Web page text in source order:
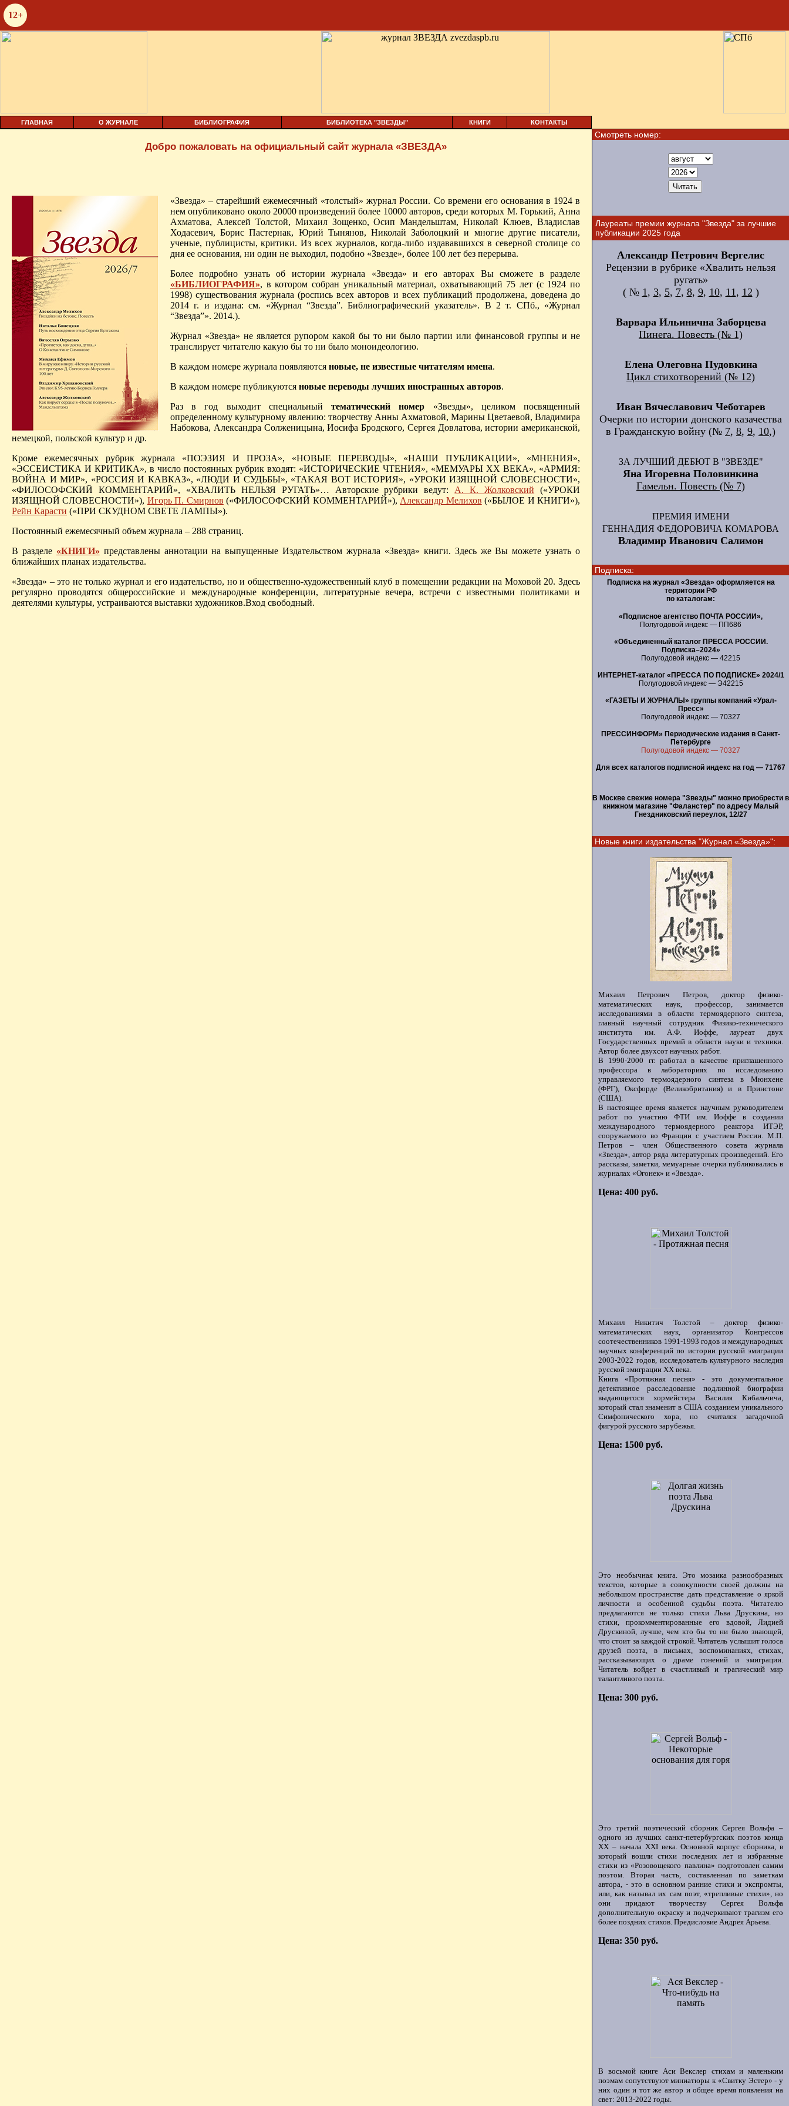
12+
ГЛАВНАЯ О ЖУРНАЛЕ БИБЛИОГРАФИЯ БИБЛИОТЕКА "ЗВЕЗДЫ" КНИГИ КОНТАКТЫ
Добро пожаловать на официальный сайт журнала «ЗВЕЗДА»
«Звезда» – старейший ежемесячный «толстый» журнал России. Со времени его основания в 1924 в
нем опубликовано около 20000 произведений более 10000 авторов, среди которых М. Горький, Анна
Ахматова, Алексей Толстой, Михаил Зощенко, Осип Мандельштам, Николай Клюев, Владислав
Ходасевич, Борис Пастернак, Юрий Тынянов, Николай Заболоцкий и многие другие писатели,
ученые, публицисты, критики. Из всех журналов, когда-либо издававшихся в северной столице со
дня ее основания, ни один не выходил, подобно «Звезде», более 100 лет без перерыва.
Более подробно узнать об истории журнала «Звезда» и его авторах Вы сможете в разделе
«БИБЛИОГРАФИЯ», в котором собран уникальный материал, охватывающий 75 лет (с 1924 по
1998) существования журнала (роспись всех авторов и всех публикаций продолжена, доведена до
2014 г. и издана: см. «Журнал “Звезда”. Библиографический указатель». В 2 т. СПб., «Журнал
“Звезда”». 2014.).
Журнал «Звезда» не является рупором какой бы то ни было партии или финансовой группы и не
транслирует читателю какую бы то ни было моноидеологию.
В каждом номере журнала появляются новые, не известные читателям имена.
В каждом номере публикуются новые переводы лучших иностранных авторов.
Раз в год выходит специальныйтематический номер «Звезды», целиком посвященный
определенному культурному явлению: творчеству Анны Ахматовой, Марины Цветаевой, Владимира
Набокова, Александра Солженицына, Иосифа Бродского, Сергея Довлатова, истории американской,
немецкой, польской культур и др.
Кроме ежемесячных рубрик журнала «ПОЭЗИЯ И ПРОЗА», «НОВЫЕ ПЕРЕВОДЫ», «НАШИ ПУБЛИКАЦИИ», «МНЕНИЯ»,
«ЭССЕИСТИКА И КРИТИКА», в число постоянных рубрик входят: «ИСТОРИЧЕСКИЕ ЧТЕНИЯ», «МЕМУАРЫ ХХ ВЕКА», «АРМИЯ:
ВОЙНА И МИР», «РОССИЯ И КАВКАЗ», «ЛЮДИ И СУДЬБЫ», «ТАКАЯ ВОТ ИСТОРИЯ», «УРОКИ ИЗЯЩНОЙ СЛОВЕСНОСТИ»,
«ФИЛОСОФСКИЙ КОММЕНТАРИЙ», «ХВАЛИТЬ НЕЛЬЗЯ РУГАТЬ»… Авторские рубрики ведут:А. К. Жолковский («УРОКИ
ИЗЯЩНОЙ СЛОВЕСНОСТИ»), Игорь П. Смирнов («ФИЛОСОФСКИЙ КОММЕНТАРИЙ»),Александр Мелихов («БЫЛОЕ И КНИГИ»),
Рейн Карасти («ПРИ СКУДНОМ СВЕТЕ ЛАМПЫ»).
Постоянный ежемесячный объем журнала – 288 страниц.
В разделе «КНИГИ» представлены аннотации на выпущенные Издательством журнала «Звезда» книги. Здесь же Вы можете узнать о
ближайших планах издательства.
«Звезда» – это не только журнал и его издательство, но и общественно-художественный клуб в помещении редакции на Моховой 20. Здесь
регулярно проводятся общероссийские и международные конференции, литературные вечера, встречи с известными политиками и
деятелями культуры, устраиваются выставки художников.Вход свободный.
Смотреть номер:
Лауреаты премии журнала "Звезда" за лучшие
публикации 2025 года
Александр Петрович Вергелис
Рецензии в рубрике «Хвалить нельзя
ругать»
( № 1, 3, 5, 7, 8, 9, 10, 11, 12 )
Варвара Ильинична Заборцева
Пинега. Повесть (№ 1)
Елена Олеговна Пудовкина
Цикл стихотворений (№ 12)
Иван Вячеславович Чеботарев
Очерки по истории донского казачества
в Гражданскую войну (№ 7, 8, 9, 10,)
ЗА ЛУЧШИЙ ДЕБЮТ В "ЗВЕЗДЕ"
Яна Игоревна Половинкина
Гамельн. Повесть (№ 7)
ПРЕМИЯ ИМЕНИ
ГЕННАДИЯ ФЕДОРОВИЧА КОМАРОВА
Владимир Иванович Салимон
Подписка:
Подписка на журнал «Звезда» оформляется на
территории РФ
по каталогам:
«Подписное агентство ПОЧТА РОССИИ»,
Полугодовой индекс — ПП686
«Объединенный каталог ПРЕССА РОССИИ.
Подписка–2024»
Полугодовой индекс — 42215
ИНТЕРНЕТ-каталог «ПРЕССА ПО ПОДПИСКЕ» 2024/1
Полугодовой индекс — Э42215
«ГАЗЕТЫ И ЖУРНАЛЫ» группы компаний «Урал-
Пресс»
Полугодовой индекс — 70327
ПРЕССИНФОРМ» Периодические издания в Санкт-
Петербурге
Полугодовой индекс — 70327
Для всех каталогов подписной индекс на год — 71767
В Москве свежие номера "Звезды" можно приобрести в
книжном магазине "Фаланстер" по адресу Малый
Гнездниковский переулок, 12/27
Новые книги издательства "Журнал «Звезда»":
Михаил Петрович Петров, доктор физико-
математических наук, профессор, занимается
исследованиями в области термоядерного синтеза,
главный научный сотрудник Физико-технического
института им. А.Ф. Иоффе, лауреат двух
Государственных премий в области науки и техники.
Автор более двухсот научных работ.
В 1990-2000 гг. работал в качестве приглашенного
профессора в лабораториях по исследованию
управляемого термоядерного синтеза в Мюнхене
(ФРГ), Оксфорде (Великобритания) и в Принстоне
(США).
В настоящее время является научным руководителем
работ по участию ФТИ им. Иоффе в создании
международного термоядерного реактора ИТЭР,
сооружаемого во Франции с участием России. М.П.
Петров – член Общественного совета журнала
«Звезда», автор ряда литературных произведений. Его
рассказы, заметки, мемуарные очерки публиковались в
журналах «Огонек» и «Звезда».
Цена: 400 руб.
Михаил Никитич Толстой – доктор физико-
математических наук, организатор Конгрессов
соотечественников 1991-1993 годов и международных
научных конференций по истории русской эмиграции
2003-2022 годов, исследователь культурного наследия
русской эмиграции ХХ века.
Книга «Протяжная песня» - это документальное
детективное расследование подлинной биографии
выдающегося хормейстера Василия Кибальчича,
который стал знаменит в США созданием уникального
Симфонического хора, но считался загадочной
фигурой русского зарубежья.
Цена: 1500 руб.
Это необычная книга. Это мозаика разнообразных
текстов, которые в совокупности своей должны на
небольшом пространстве дать представление о яркой
личности и особенной судьбы поэта. Читателю
предлагаются не только стихи Льва Друскина, но
стихи, прокомментированные его вдовой, Лидией
Друскиной, лучше, чем кто бы то ни было знающей,
что стоит за каждой строкой. Читатель услышит голоса
друзей поэта, в письмах, воспоминаниях, стихах,
рассказывающих о драме гонений и эмиграции.
Читатель войдет в счастливый и трагический мир
талантливого поэта.
Цена: 300 руб.
Это третий поэтический сборник Сергея Вольфа –
одного из лучших санкт-петербургских поэтов конца
ХХ – начала XXI века. Основной корпус сборника, в
который вошли стихи последних лет и избранные
стихи из «Розовощекого павлина» подготовлен самим
поэтом. Вторая часть, составленная по заметкам
автора, - это в основном ранние стихи и экспромты,
или, как называл их сам поэт, «трепливые стихи», но
они придают творчеству Сергея Вольфа
дополнительную окраску и подчеркивают трагизм его
более поздних стихов. Предисловие Андрея Арьева.
Цена: 350 руб.
В восьмой книге Аси Векслер стихам и маленьким
поэмам сопутствуют миниатюры к «Свитку Эстер» - у
них один и тот же автор и общее время появления на
свет: 2013-2022 годы.